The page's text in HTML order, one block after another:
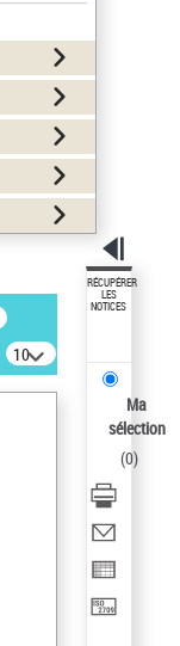
10
résultats/page
RÉCUPÉRER
LES
NOTICES
Ma
sélection
(0)